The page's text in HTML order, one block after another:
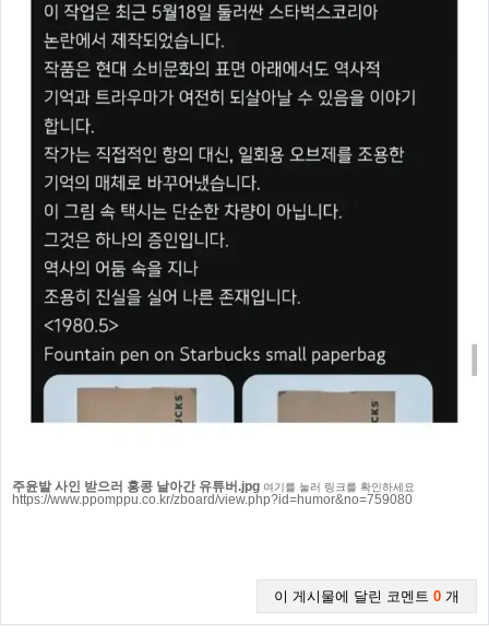
주윤발 사인 받으러 홍콩 날아간 유튜버.jpg 여기를 눌러 링크를 확인하세요
https://www.ppomppu.co.kr/zboard/view.php?id=humor&no=759080
이 게시물에 달린 코멘트 0 개